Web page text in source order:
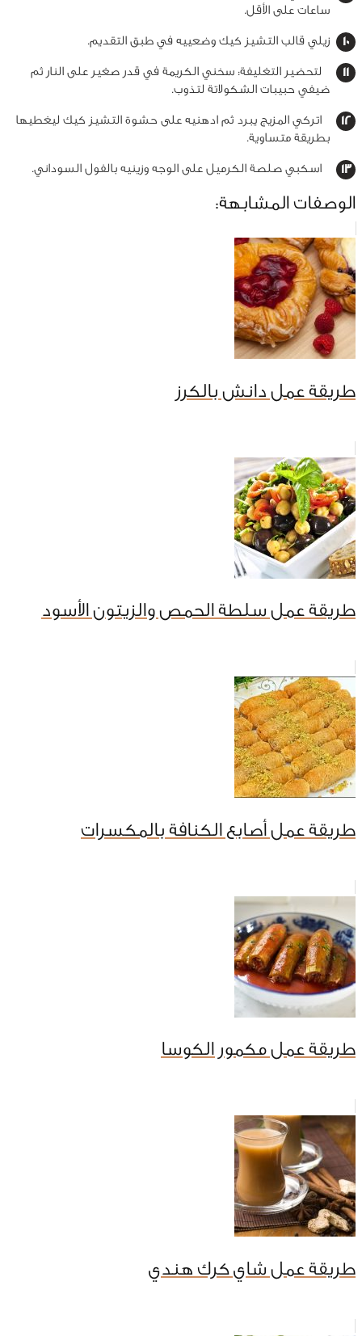
ساعات على الأقل.
زيلي قالب التشيز كيك وضعييه في طبق التقديم.
لتحضير التغليفة: سخني الكريمة في قدر صغير على النار ثم
ضيفي حبيبات الشكولاتة لتذوب.
اتركي المزيج يبرد ثم ادهنيه على حشوة التشيز كيك ليغطيها
بطريقة متساوية.
اسكبي صلصة الكرميل على الوجه وزينيه بالفول السوداني.
الوصفات المشابهة:
طريقة عمل دانش بالكرز
طريقة عمل سلطة الحمص والزيتون الأسود
طريقة عمل أصابع الكنافة بالمكسرات
طريقة عمل مكمور الكوسا
طريقة عمل شاي كرك هندي